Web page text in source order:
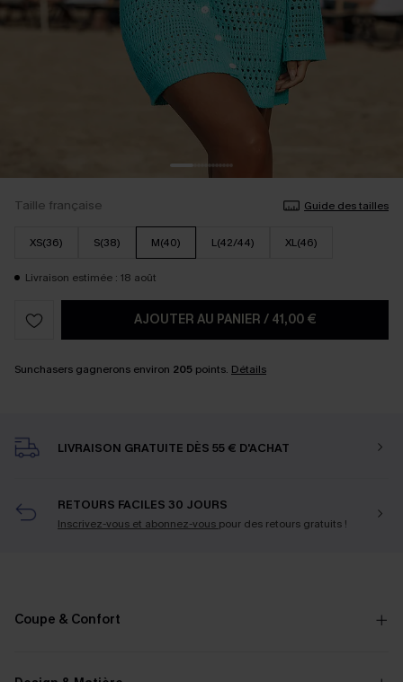
Taille française Guide des tailles
XS(36) S(38) M(40) L(42/44) XL(46)
Livraison estimée : 18 août
AJOUTER AU PANIER / 41,00 €
Sunchasers gagnerons environ 205 points. Détails
LIVRAISON GRATUITE DÈS 55 € D'ACHAT
RETOURS FACILES 30 JOURS
Inscrivez-vous et abonnez-vous pour des retours gratuits !
Coupe & Confort